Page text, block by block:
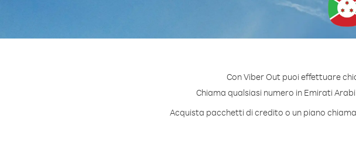
Con Viber Out puoi effettuare
Chiama qualsiasi numero in Emirati
Acquista pacchetti di credito o un piano